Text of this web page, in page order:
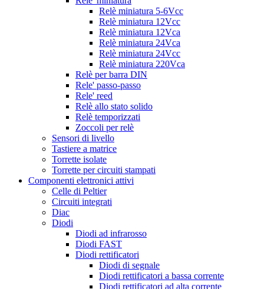
Relè miniatura 5-6Vcc
Relè miniatura 12Vcc
Relè miniatura 12Vca
Relè miniatura 24Vca
Relè miniatura 24Vcc
Relè miniatura 220Vca
Relè per barra DIN
Rele' passo-passo
Rele' reed
Relè allo stato solido
Relè temporizzati
Zoccoli per relè
Sensori di livello
Tastiere a matrice
Torrette isolate
Torrette per circuiti stampati
Componenti elettronici attivi
Celle di Peltier
Circuiti integrati
Diac
Diodi
Diodi ad infrarosso
Diodi FAST
Diodi rettificatori
Diodi di segnale
Diodi rettificatori a bassa corrente
Diodi rettificatori ad alta corrente